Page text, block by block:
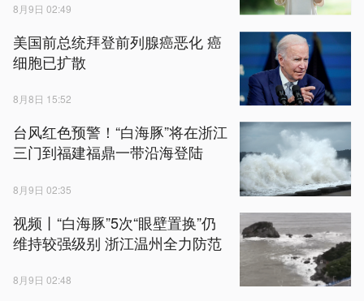
8月9日 02:49
美国前总统拜登前列腺癌恶化 癌
细胞已扩散
8月8日 15:52
台风红色预警！“白海豚”将在浙江
三门到福建福鼎一带沿海登陆
8月9日 02:35
视频丨“白海豚”5次“眼壁置换”仍
维持较强级别 浙江温州全力防范
8月9日 02:48